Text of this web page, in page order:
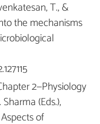
T., &
the mechanisms
2—Physiology
(Eds.),
of